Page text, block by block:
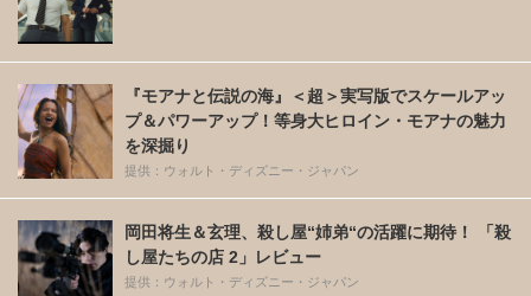
『モアナと伝説の海』＜超＞実写版でスケールアッ
プ＆パワーアップ！等身大ヒロイン・モアナの魅力
を深掘り
提供：ウォルト・ディズニー・ジャパン
岡田将生＆玄理、殺し屋“姉弟“の活躍に期待！ 「殺
し屋たちの店 2」レビュー
提供：ウォルト・ディズニー・ジャパン